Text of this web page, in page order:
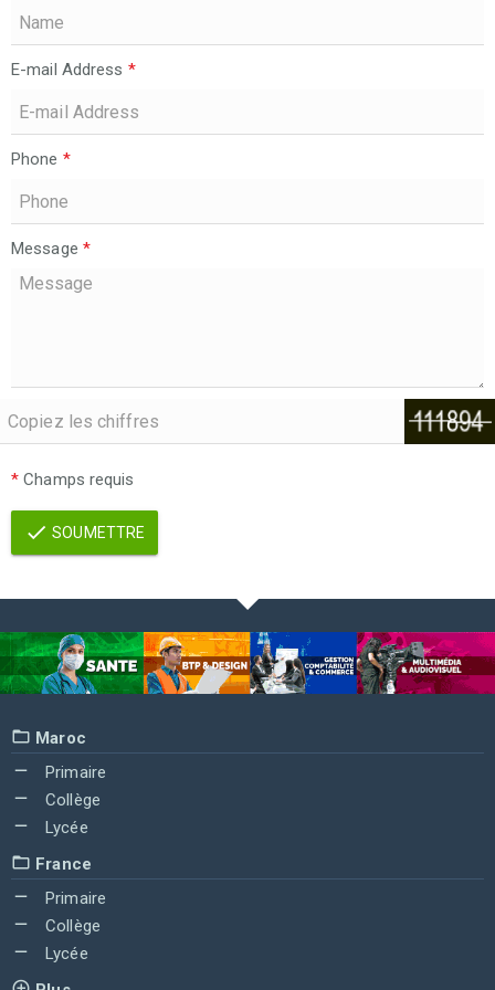
E-mail Address *
Phone *
Message *
* Champs requis
SOUMETTRE
Maroc
Primaire
Collège
Lycée
France
Primaire
Collège
Lycée